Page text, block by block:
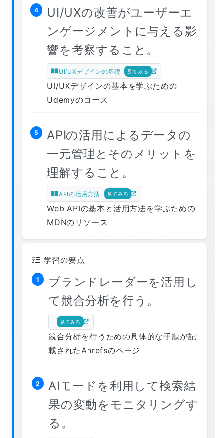
4
UI/UXの改善がユーザーエ
ンゲージメントに与える影
響を考察すること。
UI/UXデザインの基礎 見てみる
UI/UXデザインの基本を学ぶための
Udemyのコース
5
APIの活用によるデータの
一元管理とそのメリットを
理解すること。
APIの活用方法 見てみる
Web APIの基本と活用方法を学ぶための
MDNのリソース
学習の要点
1
ブランドレーダーを活用し
て競合分析を行う。
見てみる
競合分析を行うための具体的な手順が記
載されたAhrefsのページ
2
AIモードを利用して検索結
果の変動をモニタリングす
る。